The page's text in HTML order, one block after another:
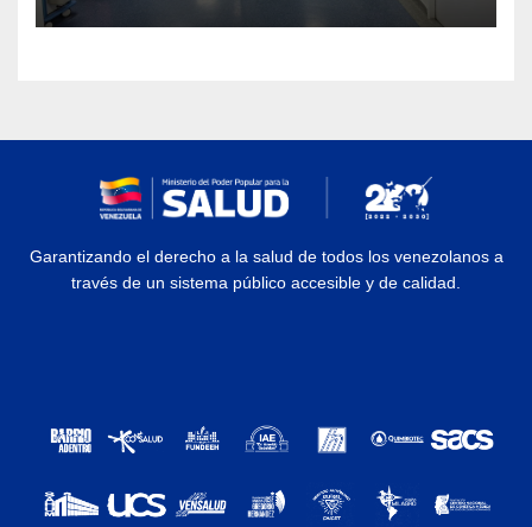
Garantizando el derecho a la salud de todos los venezolanos a
través de un sistema público accesible y de calidad.